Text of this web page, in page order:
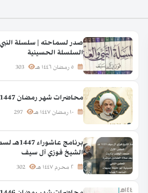
صدر لسماحته | سلسلة النبي
السلسلة الحسينية
محاضرات شهر رمضان 1447
برنامج عاشوراء
الشيخ فوزي آل سيف